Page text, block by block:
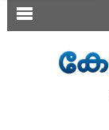
SECTIONS